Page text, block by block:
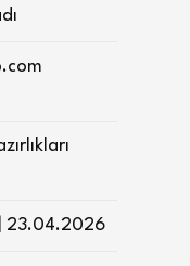
23.04.2026